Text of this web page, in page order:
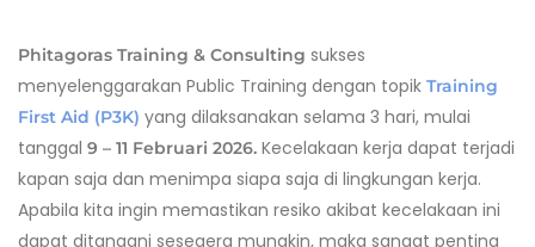
Phitagoras Training & Consulting sukses
menyelenggarakan Public Training dengan topik Training
First Aid (P3K) yang dilaksanakan selama 3 hari, mulai
tanggal 9 – 11 Februari 2026. Kecelakaan kerja dapat terjadi
kapan saja dan menimpa siapa saja di lingkungan kerja.
Apabila kita ingin memastikan resiko akibat kecelakaan ini
dapat ditangani sesegera mungkin, maka sangat penting